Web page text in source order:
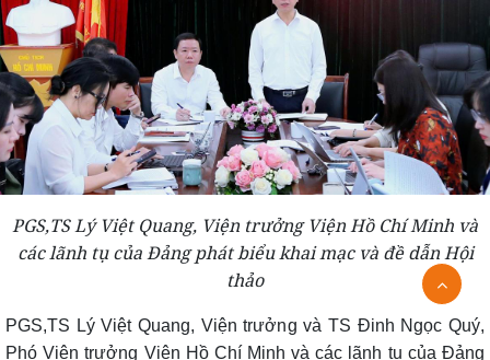
PGS,TS Lý Việt Quang, Viện trưởng Viện Hồ Chí Minh và
các lãnh tụ của Đảng phát biểu khai mạc và đề dẫn Hội
thảo
PGS,TS Lý Việt Quang, Viện trưởng và TS Đinh Ngọc Quý,
Phó Viện trưởng Viện Hồ Chí Minh và các lãnh tụ của Đảng